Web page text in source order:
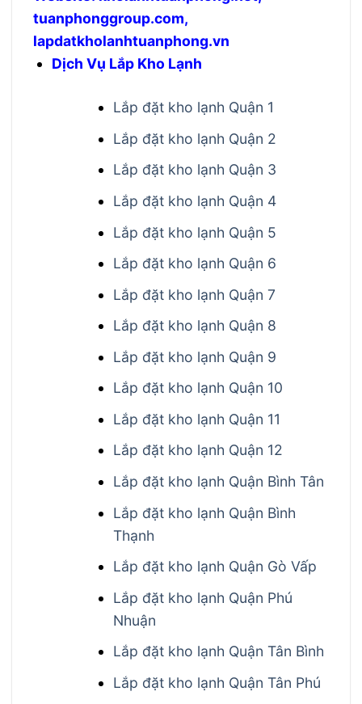
tuanphonggroup.com,
lapdatkholanhtuanphong.vn
Dịch Vụ Lắp Kho Lạnh
Lắp đặt kho lạnh Quận 1
Lắp đặt kho lạnh Quận 2
Lắp đặt kho lạnh Quận 3
Lắp đặt kho lạnh Quận 4
Lắp đặt kho lạnh Quận 5
Lắp đặt kho lạnh Quận 6
Lắp đặt kho lạnh Quận 7
Lắp đặt kho lạnh Quận 8
Lắp đặt kho lạnh Quận 9
Lắp đặt kho lạnh Quận 10
Lắp đặt kho lạnh Quận 11
Lắp đặt kho lạnh Quận 12
Lắp đặt kho lạnh Quận Bình Tân
Lắp đặt kho lạnh Quận Bình
Thạnh
Lắp đặt kho lạnh Quận Gò Vấp
Lắp đặt kho lạnh Quận Phú
Nhuận
Lắp đặt kho lạnh Quận Tân Bình
Lắp đặt kho lạnh Quận Tân Phú